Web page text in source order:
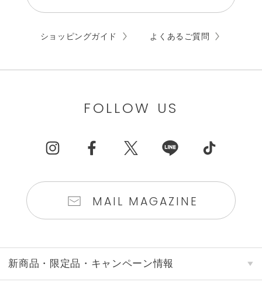
ショッピングガイド よくあるご質問
FOLLOW US
MAIL MAGAZINE
新商品・限定品・キャンペーン情報